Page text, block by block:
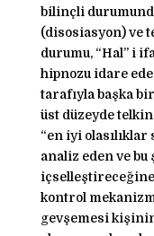
bilinçli
(disosiasyon) ve
durumu, “Hal” i
hipnozu idare
tarafıyla başka
üst düzeyde
“en iyi
analiz eden ve
kontrol
gevşemesi